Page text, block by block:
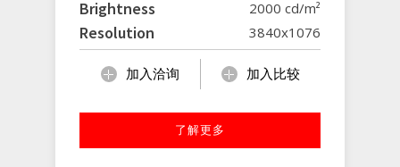
Brightness 2000 cd/m²
Resolution 3840x1076
加入洽询 加入比较
了解更多